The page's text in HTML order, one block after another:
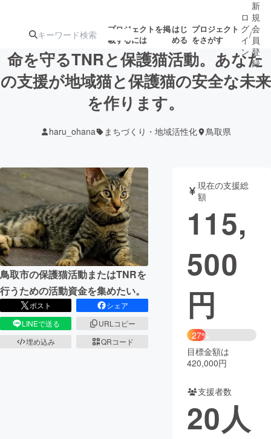
プロジェクトを掲
載するには
はじ
める
プロジェクト
をさがす
注目の新着プロ
ジェクト
募集終了が近いプ
ロジェクト
テクノロジー・ガジェット
映像・映画 書籍・雑誌
ビジネス・起業 チャレンジ
まちづくり・地域活性化
CAMPFIRE for Social Good
CAMPFIRE Creation
CAMPFIREふるさと納税
コミュニティ
ロ
グ
イ
ン
/
新
規
会
員
登
録
命を守るTNRと保護猫活動。あなた
の支援が地域猫と保護猫の安全な未来
を作ります。
haru_ohana まちづくり・地域活性化 鳥取県
鳥取市の保護猫活動またはTNRを
行うための活動資金を集めたい。
ポスト
シェア
LINEで送る
URLコピー
埋め込み
QRコード
現在の支援総
額
115,
500
円
27%
目標金額は
420,000円
支援者数
20人